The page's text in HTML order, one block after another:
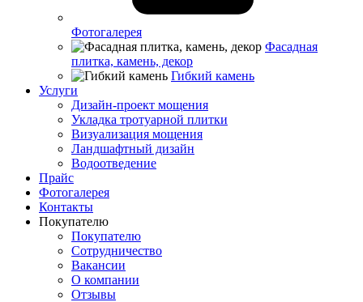
Фотогалерея
Фасадная
плитка, камень, декор
Гибкий камень
Услуги
Дизайн-проект мощения
Укладка тротуарной плитки
Визуализация мощения
Ландшафтный дизайн
Водоотведение
Прайс
Фотогалерея
Контакты
Покупателю
Покупателю
Сотрудничество
Вакансии
О компании
Отзывы